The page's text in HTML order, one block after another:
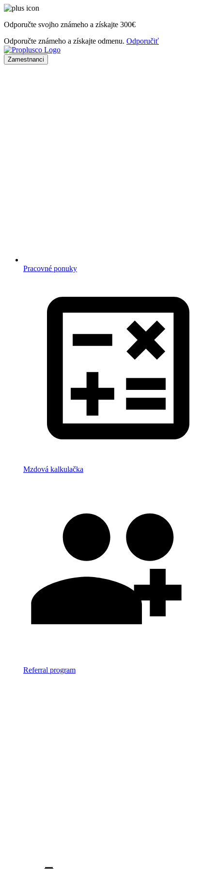
Odporučte svojho známeho a získajte 300€
Odporučte známeho a získajte odmenu. Odporučiť
Zamestnanci
Pracovné ponuky
Mzdová kalkulačka
Referral program